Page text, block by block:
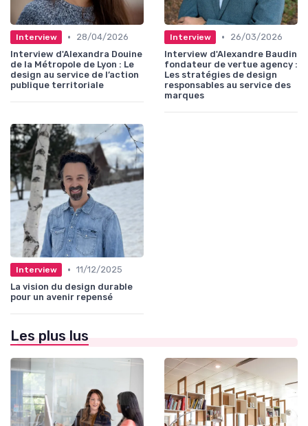
Interview •
28/04/2026
Interview d'Alexandra Douine
de la Métropole de Lyon : Le
design au service de l’action
publique territoriale
Interview •
26/03/2026
Interview d'Alexandre Baudin
fondateur de vertue agency :
Les stratégies de design
responsables au service des
marques
Interview • 11/12/2025
La vision du design durable
pour un avenir repensé
Les plus lus